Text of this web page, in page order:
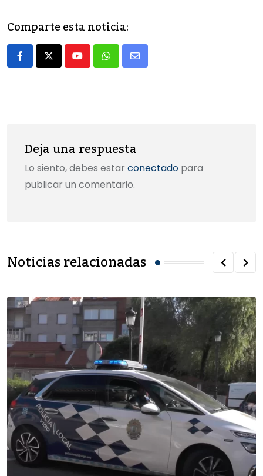
e
b
o
o
d
o
l p
ar
tir
Comparte esta noticia:
YoutubeWhatsapp
Share
Deja una respuesta
Lo siento, debes estar conectado para
publicar un comentario.
Noticias relacionadas